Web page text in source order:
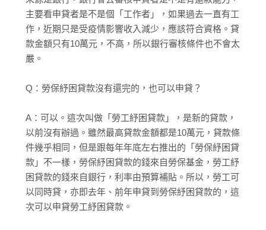
主要看申貸者是不是個「工作者」，如果過去一直有工
作，近期只是受疫情影響收入減少，應該符合資格。貸
款金額只有10萬元，不高，所以銀行審核條件也不會太
嚴。
Q：勞保紓困貸款沒有還完的，也可以申貸？
A：可以。這次叫做「勞工紓困貸款」，是新的貸款，
以前沒有辦過。雖然最高貸款金額都是10萬元，貸款條
件幾乎相同，但是跟每年年底左右推出的「勞保紓困貸
款」不一樣，勞保紓困貸款的錢來自勞保基金，勞工紓
困貸款的錢來自銀行，利率由預算補貼。所以，勞工可
以同時貸，亦即去年、前年申貸到勞保紓困貸款的，這
次可以申貸勞工紓困貸款。